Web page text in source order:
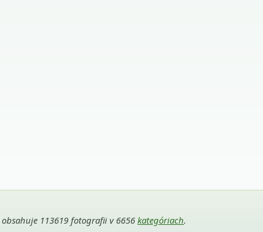
113619 fotografii v 6656 kategóriach.